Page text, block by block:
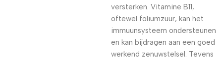
versterken. Vitamine B11,
oftewel foliumzuur, kan het
immuunsysteem ondersteunen
en kan bijdragen aan een goed
werkend zenuwstelsel. Tevens